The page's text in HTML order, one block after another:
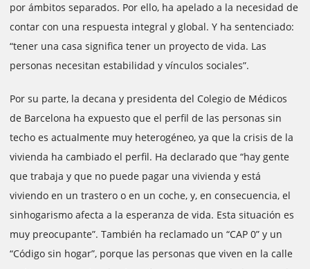
por ámbitos separados. Por ello, ha apelado a la necesidad de
contar con una respuesta integral y global. Y ha sentenciado:
“tener una casa significa tener un proyecto de vida. Las
personas necesitan estabilidad y vínculos sociales”.
Por su parte, la decana y presidenta del Colegio de Médicos
de Barcelona ha expuesto que el perfil de las personas sin
techo es actualmente muy heterogéneo, ya que la crisis de la
vivienda ha cambiado el perfil. Ha declarado que “hay gente
que trabaja y que no puede pagar una vivienda y está
viviendo en un trastero o en un coche, y, en consecuencia, el
sinhogarismo afecta a la esperanza de vida. Esta situación es
muy preocupante”. También ha reclamado un “CAP 0” y un
“Código sin hogar”, porque las personas que viven en la calle